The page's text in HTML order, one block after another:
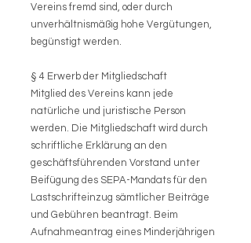
Vereins fremd sind, oder durch
unverhältnismäßig hohe Vergütungen,
begünstigt werden.
§ 4 Erwerb der Mitgliedschaft
Mitglied des Vereins kann jede
natürliche und juristische Person
werden. Die Mitgliedschaft wird durch
schriftliche Erklärung an den
geschäftsführenden Vorstand unter
Beifügung des SEPA-Mandats für den
Lastschrifteinzug sämtlicher Beiträge
und Gebühren beantragt. Beim
Aufnahmeantrag eines Minderjährigen